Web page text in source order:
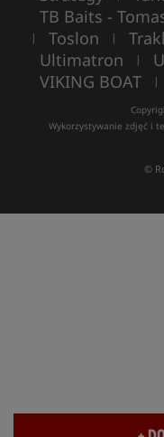
TB Baits -
| Toslon |
Ultimatron |
VIKING BOAT |
Wykorzystywanie zdjęć i
©